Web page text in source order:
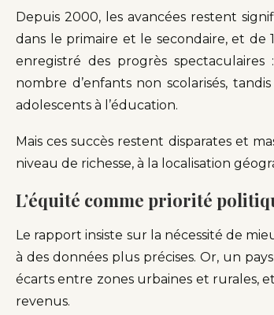
Depuis 2000, les avancées restent
dans le primaire et le secondaire, et de
enregistré des progrès
nombre d’enfants non scolarisés,
adolescents à l’éducation.
Mais ces succès restent disparates et
niveau de richesse, à la localisation
L’équité comme priorité
Le rapport insiste sur la nécessité de
à des données plus précises. Or, un
écarts entre zones urbaines et rurales,
revenus.